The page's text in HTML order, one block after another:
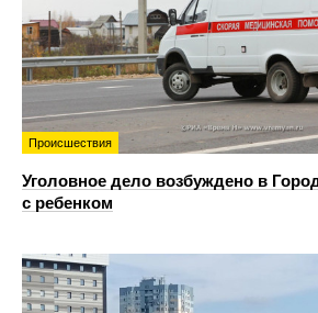
Происшествия
Уголовное дело возбуждено в
с ребенком